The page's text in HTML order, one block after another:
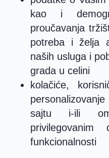
kao i
proučavanja
potreba i želja
naših usluga i
grada u celini
kolačiće,
sajtu i-ili
funkcionalnosti